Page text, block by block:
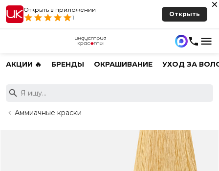
Открыть в приложении
1
Открыть
АКЦИИ 🔥 БРЕНДЫ ОКРАШИВАНИЕ УХОД ЗА
Аммиачные краски